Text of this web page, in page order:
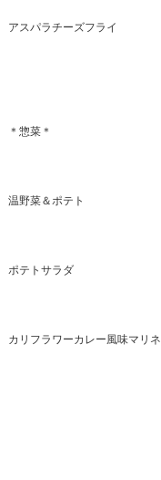
アスパラチーズフライ
＊惣菜＊
温野菜＆ポテト
ポテトサラダ
カリフラワーカレー風味マリネ